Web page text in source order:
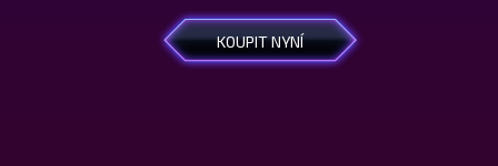
KOUPIT NYNÍ